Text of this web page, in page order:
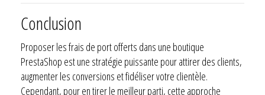
Conclusion
Proposer les frais de port offerts dans une boutique
PrestaShop est une stratégie puissante pour attirer des clients,
augmenter les conversions et fidéliser votre clientèle.
Cependant, pour en tirer le meilleur parti, cette approche